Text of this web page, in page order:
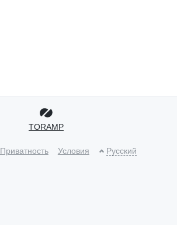
TORAMP
Приватность Условия Русский